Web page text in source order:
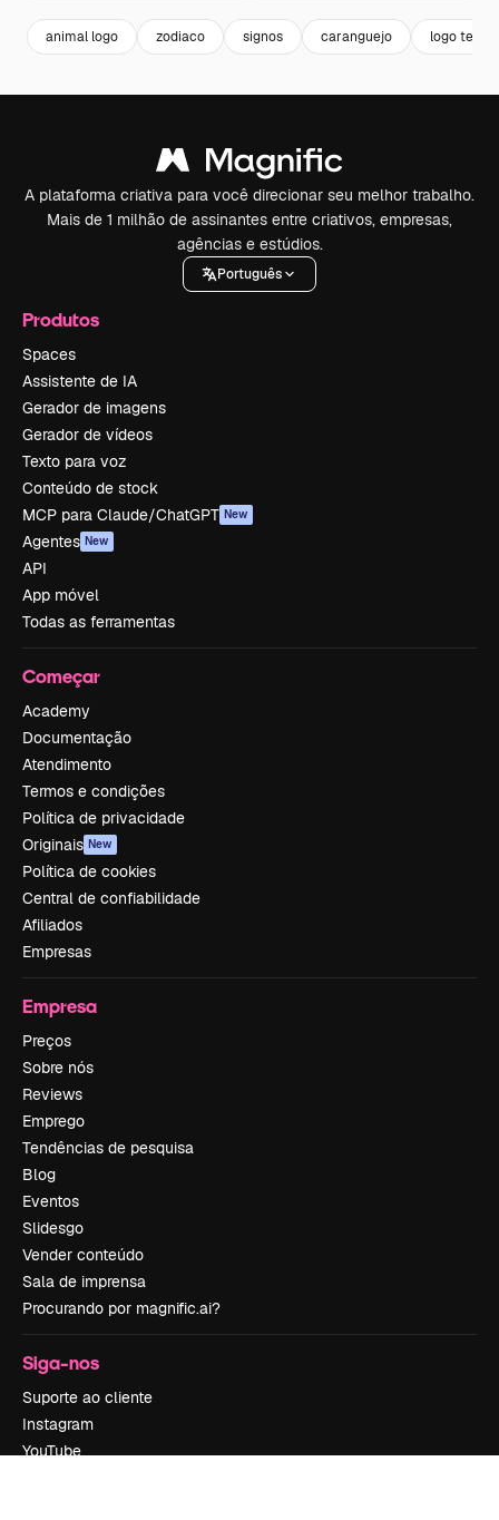
animal logo zodiaco signos caranguejo logo
A plataforma criativa para você direcionar seu melhor trabalho.
Mais de 1 milhão de assinantes entre criativos, empresas,
agências e estúdios.
Português
Produtos
Spaces
Assistente de IA
Gerador de imagens
Gerador de vídeos
Texto para voz
Conteúdo de stock
MCP para Claude/ChatGPT New
Agentes New
API
App móvel
Todas as ferramentas
Começar
Academy
Documentação
Atendimento
Termos e condições
Política de privacidade
Originais New
Política de cookies
Central de confiabilidade
Afiliados
Empresas
Empresa
Preços
Sobre nós
Reviews
Emprego
Tendências de pesquisa
Blog
Eventos
Slidesgo
Vender conteúdo
Sala de imprensa
Procurando por magnific.ai?
Siga-nos
Suporte ao cliente
Instagram
YouTube